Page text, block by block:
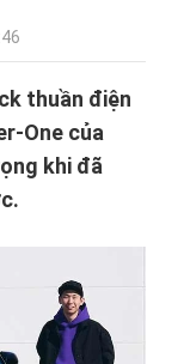
thuần điện
One của
khi đã